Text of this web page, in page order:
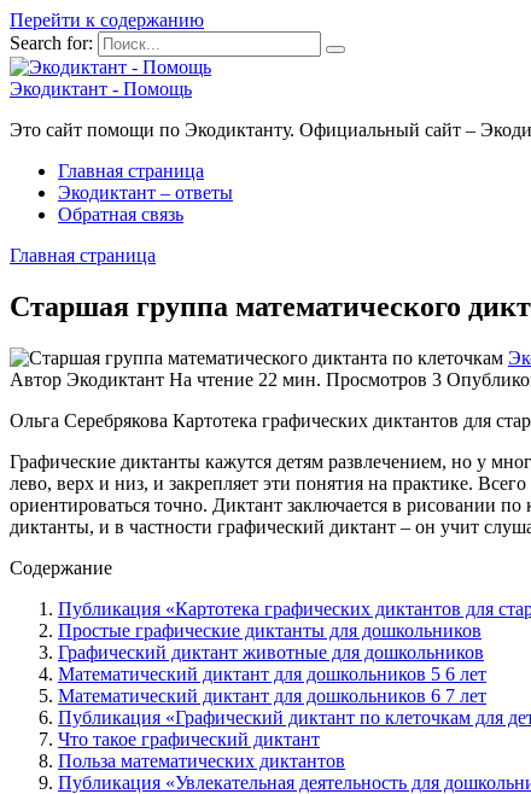
Перейти к содержанию
Search for:
Экодиктант - Помощь
Это сайт помощи по Экодиктанту. Официальный сайт –
Главная страница
Экодиктант – ответы
Обратная связь
Главная страница
Старшая группа математического
Автор Экодиктант На чтение 22 мин. Просмотров 3
Ольга Серебрякова Картотека графических диктантов для
Графические диктанты кажутся детям развлечением, но у
лево, верх и низ, и закрепляет эти понятия на практике.
ориентироваться точно. Диктант заключается в рисовании
диктанты, и в частности графический диктант – он учит
Содержание
Публикация «Картотека графических диктантов для
Простые графические диктанты для дошкольников
Графический диктант животные для дошкольников
Математический диктант для дошкольников 5 6 лет
Математический диктант для дошкольников 6 7 лет
Публикация «Графический диктант по клеточкам для
Что такое графический диктант
Польза математических диктантов
Публикация «Увлекательная деятельность для